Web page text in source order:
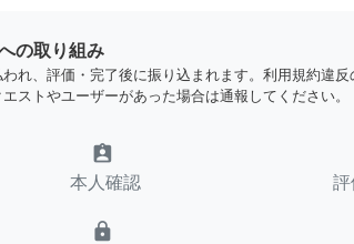
の取り組み
れ、評価・完了後に振り込まれます。利用規約違
ストやユーザーがあった場合は通報してください。
assignment_ind
本人確認
lock